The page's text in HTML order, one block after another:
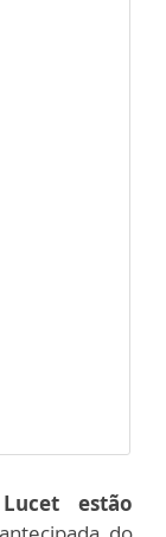
estão